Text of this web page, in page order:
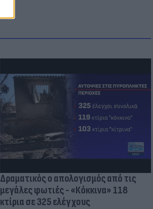
Δραματικός ο απολογισμός από τις
μεγάλες φωτιές - «Κόκκινα» 118
κτίρια σε 325 ελέγχους